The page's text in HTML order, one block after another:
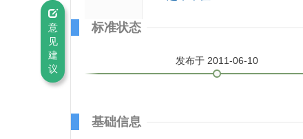
意
见
建
议
标准状态
发布于 2011-06-10
基础信息